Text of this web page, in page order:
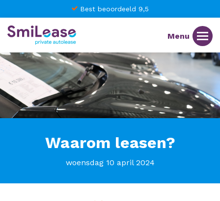
Best beoordeeld 9,5
Waarom leasen?
woensdag 10 april 2024